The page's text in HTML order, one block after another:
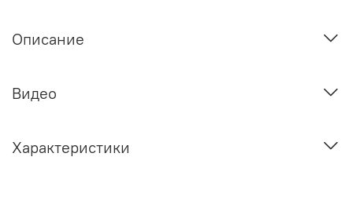
Описание
Видео
Характеристики